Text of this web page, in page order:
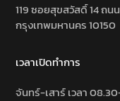
119 ซอยสุขสวัสดิ์ 14 ถ
กรุงเทพมหานคร 10150
เวลาเปิดทำการ
จันทร์-เสาร์ เวลา